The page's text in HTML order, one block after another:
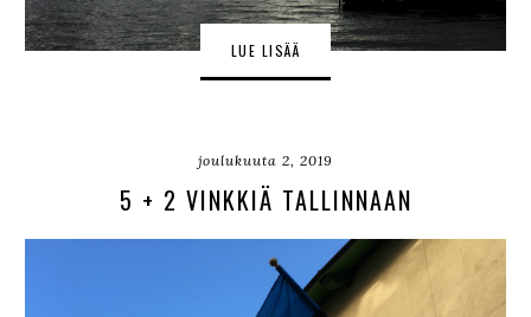
LUE LISÄÄ
joulukuuta 2, 2019
5 + 2 VINKKIÄ TALLINNAAN